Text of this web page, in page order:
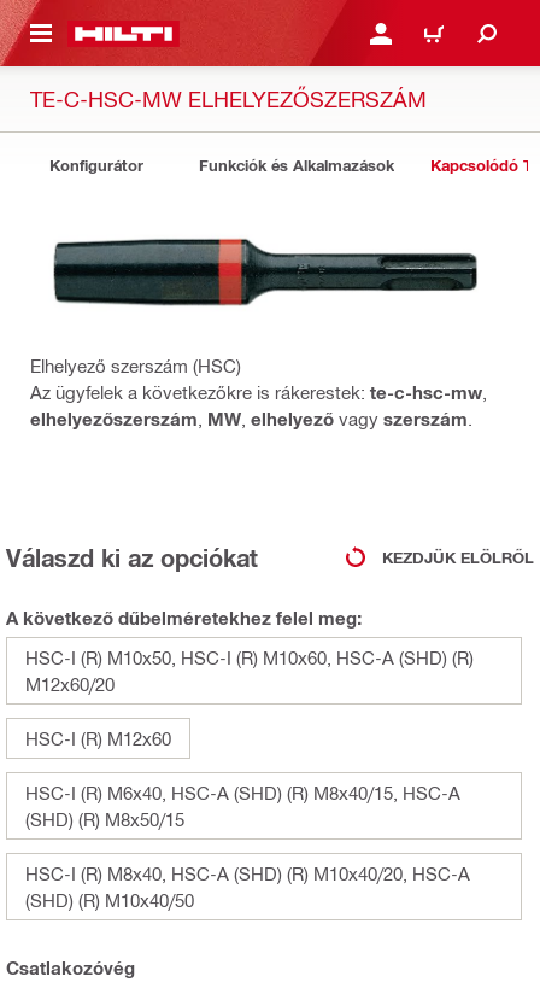
TARTALOMRA BEJELENTKEZÉS VAGY
KOSÁR
TE-C-HSC-MW ELHELYEZŐSZERSZÁM
Konfigurátor Funkciók és Alkalmazások Kapcsolódó
Elhelyező szerszám (HSC)
Az ügyfelek a következőkre is rákerestek: te-c-hsc-mw
elhelyezőszerszám MW elhelyező vagy szerszám
Válaszd ki az opciókat KEZDJÜK ELÖLRŐL
A következő dűbelméretekhez felel meg:
HSC-I (R) M10x50, HSC-I (R) M10x60, HSC-A (SHD) (R)
M12x60/20
HSC-I (R) M12x60
HSC-I (R) M6x40, HSC-A (SHD) (R) M8x40/15, HSC-A
(SHD) (R) M8x50/15
HSC-I (R) M8x40, HSC-A (SHD) (R) M10x40/20, HSC-A
(SHD) (R) M10x40/50
Csatlakozóvég